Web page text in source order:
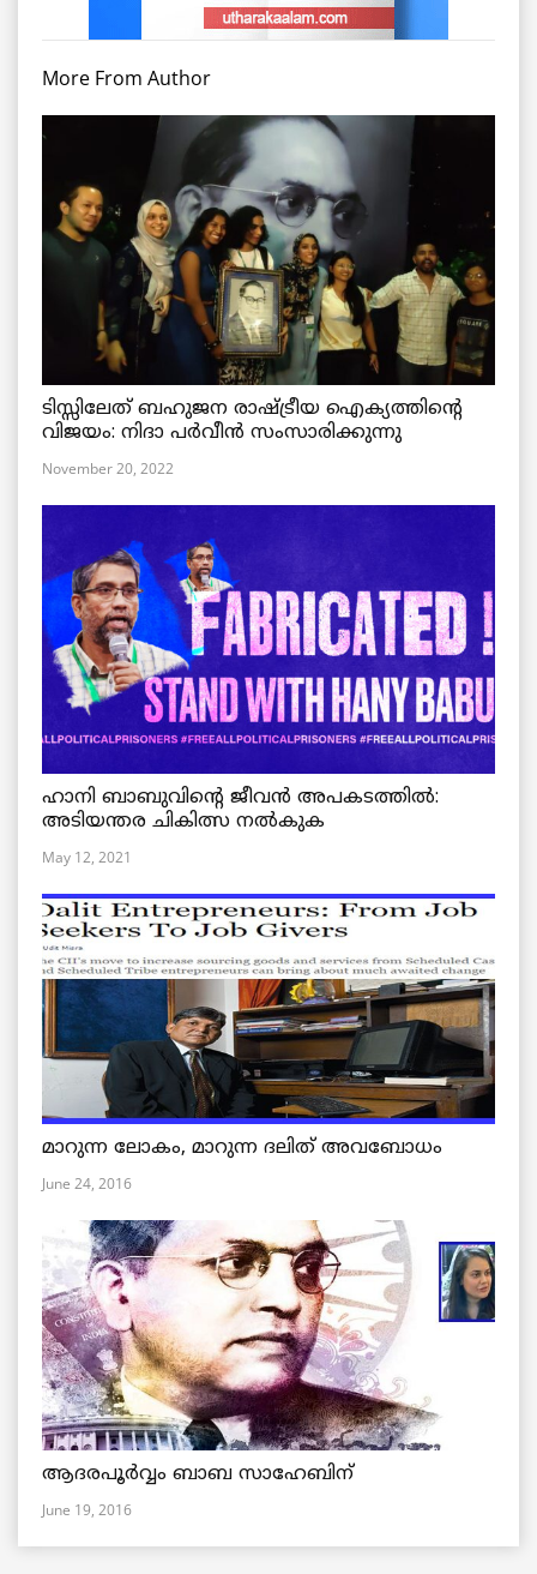
More From Author
ടിസ്സിലേത് ബഹുജന രാഷ്ട്രീയ ഐക്യത്തിന്റെ
വിജയം: നിദാ പർവീൻ സംസാരിക്കുന്നു
November 20, 2022
ഹാനി ബാബുവിന്റെ ജീവൻ അപകടത്തിൽ:
അടിയന്തര ചികിത്സ നൽകുക
May 12, 2021
മാറുന്ന ലോകം, മാറുന്ന ദലിത് അവബോധം
June 24, 2016
ആദരപൂര്‍വ്വം ബാബ സാഹേബിന്
June 19, 2016